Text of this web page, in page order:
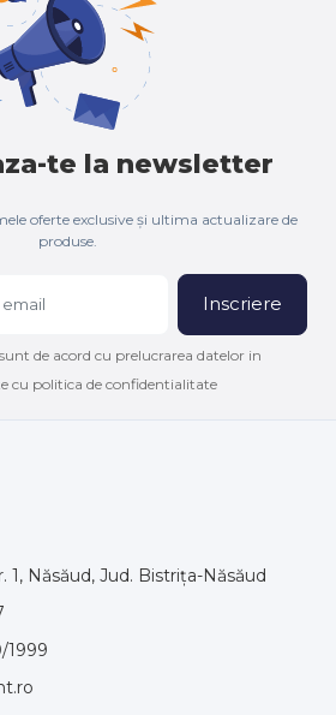
te la newsletter
oferte exclusive și ultima actualizare de
produse.
Inscriere
de acord cu prelucrarea datelor in
cu politica de confidentialitate
1, Năsăud, Jud. Bistrița-Năsăud
1999